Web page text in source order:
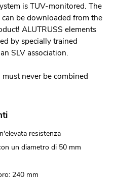
is TUV-monitored. The
be downloaded from the
ALUTRUSS elements
by specially trained
SLV association.
never be combined
resistenza
un diametro di 50 mm
240 mm